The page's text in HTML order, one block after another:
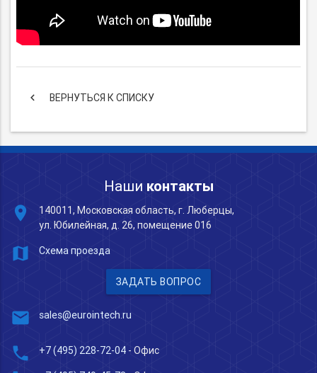
keyboard_arrow_left ВЕРНУТЬСЯ К СПИСКУ
Наши контакты
place
140011, Московская область, г. Люберцы,
ул. Юбилейная, д. 26, помещение 016
map Схема проезда
ЗАДАТЬ ВОПРОС
mail sales@eurointech.ru
phone +7 (495) 228-72-04 - Офис